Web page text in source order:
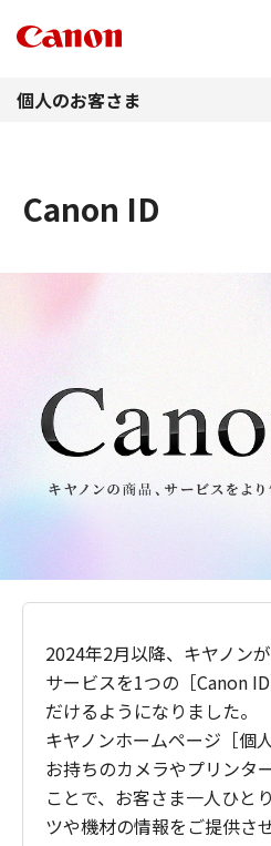
個人のお客さま
Canon ID
2024年2月以降、キヤノン
サービスを1つの［Canon
だけるようになりました。
キヤノンホームページ［個
お持ちのカメラやプリンタ
ことで、お客さま一人ひと
ツや機材の情報をご提供さ